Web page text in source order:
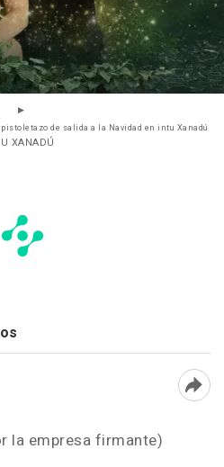
de salida a la Navidad en intu Xanadú
XANADÚ
la empresa firmante)